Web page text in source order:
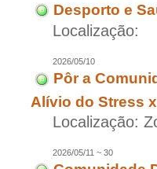
Desporto e
Localização:
2026/05/10
Pôr a
Alívio do Stress
Localização:
2026/05/11 ~ 30